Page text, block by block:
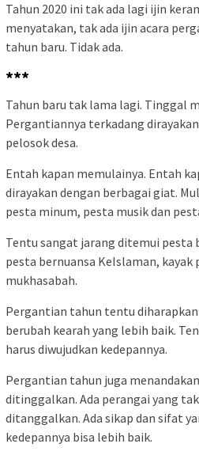
Tahun 2020 ini tak ada lagi ijin
menyatakan, tak ada ijin acara
tahun baru. Tidak ada.
***
Tahun baru tak lama lagi. Tinggal
Pergantiannya terkadang
pelosok desa.
Entah kapan memulainya. Entah
dirayakan dengan berbagai giat.
pesta minum, pesta musik dan
Tentu sangat jarang ditemui pesta
pesta bernuansa KeIslaman,
mukhasabah.
Pergantian tahun tentu
berubah kearah yang lebih baik.
harus diwujudkan kedepannya.
Pergantian tahun juga
ditinggalkan. Ada perangai yang
ditanggalkan. Ada sikap dan sifat
kedepannya bisa lebih baik.